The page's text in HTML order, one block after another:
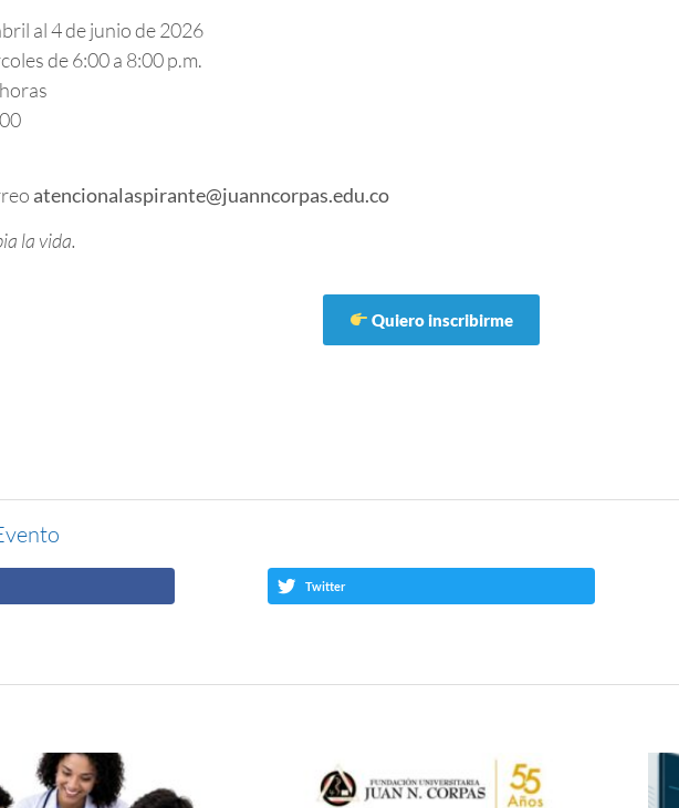
al 4 de junio de 2026
de 6:00 a 8:00 p.m.
atencionalaspirante@juanncorpas.edu.co
la vida.
Quiero inscribirme
Twitter